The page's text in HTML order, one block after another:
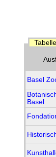
Basel
Basel